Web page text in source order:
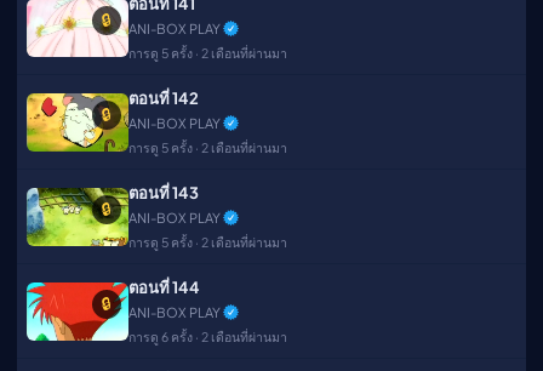
🔒
ANI-BOX PLAY
การดู 5 ครั้ง · 2 เดือนที่ผ่านมา
🔒
ตอนที่ 142
ANI-BOX PLAY
การดู 5 ครั้ง · 2 เดือนที่ผ่านมา
🔒
ตอนที่ 143
ANI-BOX PLAY
การดู 5 ครั้ง · 2 เดือนที่ผ่านมา
🔒
ตอนที่ 144
ANI-BOX PLAY
การดู 6 ครั้ง · 2 เดือนที่ผ่านมา